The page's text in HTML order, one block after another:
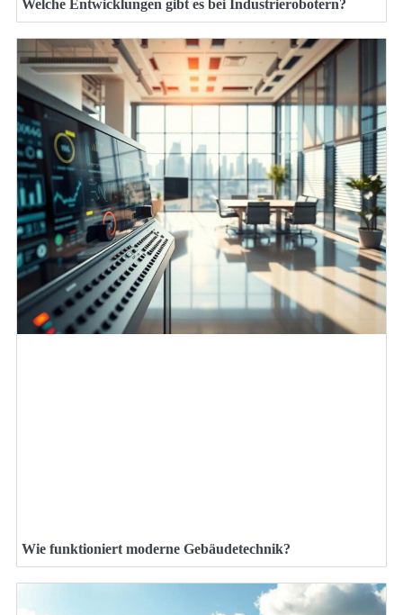
Welche Entwicklungen gibt es bei Industrierobotern?
Wie funktioniert moderne Gebäudetechnik?